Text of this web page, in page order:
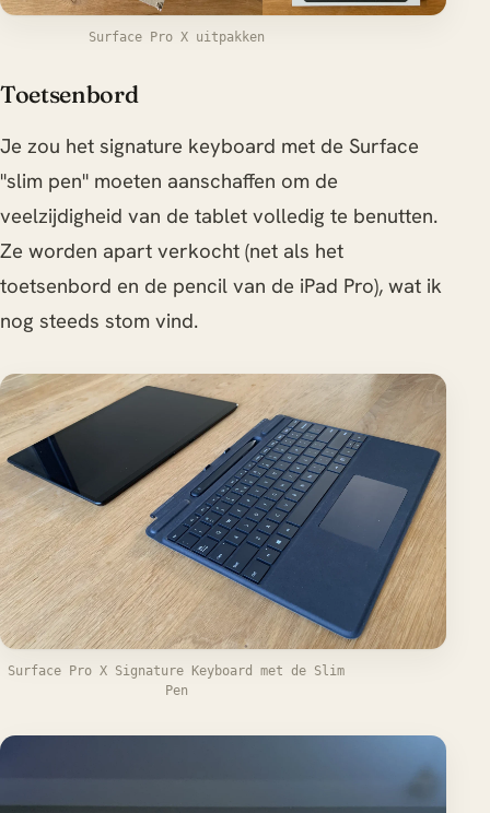
Surface Pro X uitpakken
Toetsenbord
Je zou het signature keyboard met de Surface
"slim pen" moeten aanschaffen om de
veelzijdigheid van de tablet volledig te benutten.
Ze worden apart verkocht (net als het
toetsenbord en de pencil van de iPad Pro), wat ik
nog steeds stom vind.
Surface Pro X Signature Keyboard met de Slim
Pen